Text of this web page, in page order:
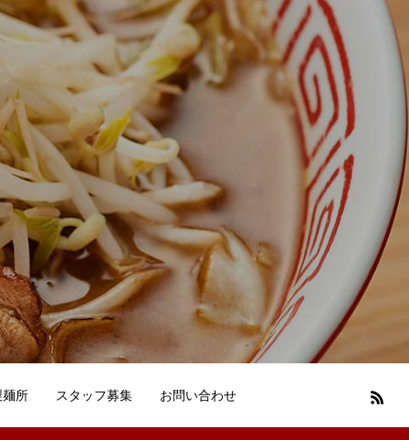
麺所 スタッフ募集 お問い合わせ